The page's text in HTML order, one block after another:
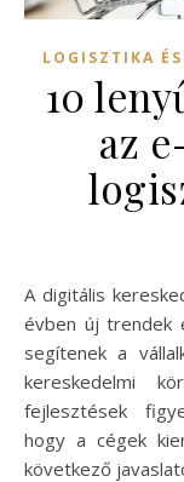
LOGISZTIKA
10
az
A digitális kereskedelem folyamatosan fejlődik, és minden
évben új trendek
segítenek a
kereskedelmi
fejlesztések
hogy a cégek
következő